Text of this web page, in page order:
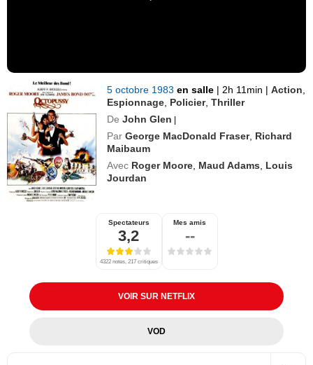
5 octobre 1983en salle | 2h 11min | Action
Espionnage Policier,Thriller
De John Glen |
Par George MacDonald Fraser, Richard
Maibaum
Avec Roger Moore Maud Adams
Louis
Jourdan
Spectateurs
3,2
4322 notes, 217 critiques
Mes amis
--
VOIR SUR NETFLIX
VOD